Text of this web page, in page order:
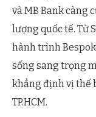
và MB Bank càng
lượng quốc tế. Từ
hành trình
sống sang trọng
khẳng định vị thế
TP.HCM.